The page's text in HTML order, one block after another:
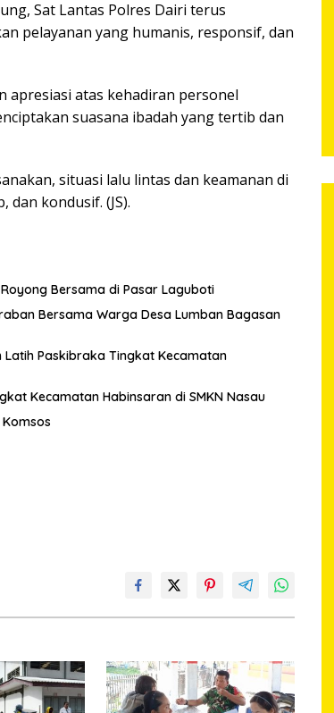
Sat Lantas Polres Dairi terus
pelayanan yang humanis, responsif, dan
apresiasi atas kehadiran personel
suasana ibadah yang tertib dan
situasi lalu lintas dan keamanan di
kondusif. (JS).
Bersama di Pasar Laguboti
Bersama Warga Desa Lumban Bagasan
Latih Paskibraka Tingkat Kecamatan
Kecamatan Habinsaran di SMKN Nasau